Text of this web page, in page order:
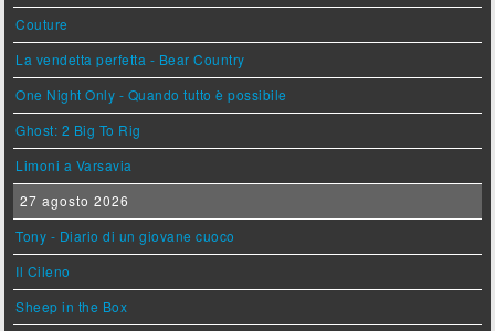
Couture
La vendetta perfetta - Bear Country
One Night Only - Quando tutto è possibile
Ghost: 2 Big To Rig
Limoni a Varsavia
27 agosto 2026
Tony - Diario di un giovane cuoco
Il Cileno
Sheep in the Box